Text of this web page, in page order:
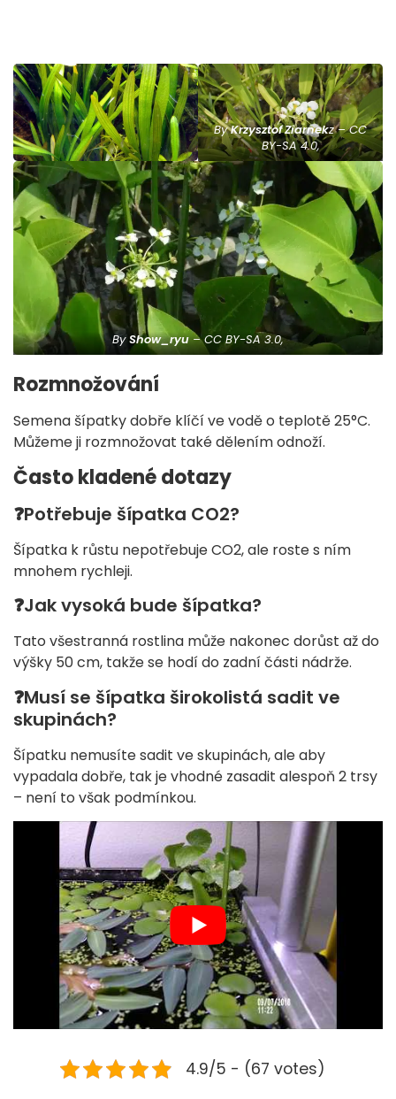
ByKrzysztof Ziarnekz – CC
BY-SA 4.0,
ByShow_ryu– CC BY-SA 3.0,
Rozmnožování
Semena šípatky dobře klíčí ve vodě o teplotě 25°C.
Můžeme ji rozmnožovat také dělením odnoží.
Často kladené dotazy
❓Potřebuje šípatka CO2?
Šípatka k růstu nepotřebuje CO2, ale roste s ním
mnohem rychleji.
❓Jak vysoká bude šípatka?
Tato všestranná rostlina může nakonec dorůst až do
výšky 50 cm, takže se hodí do zadní části nádrže.
❓Musí se šípatka širokolistá sadit ve
skupinách?
Šípatku nemusíte sadit ve skupinách, ale aby
vypadala dobře, tak je vhodné zasadit alespoň 2 trsy
– není to však podmínkou.
4.9/5 - (67 votes)